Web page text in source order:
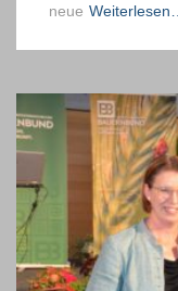
neue Weiterlesen…